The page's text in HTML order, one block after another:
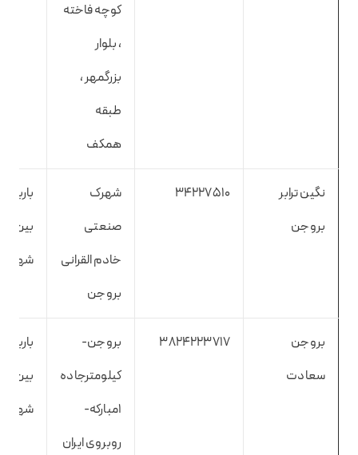
کوچه فاخته
، بلوار
بزرگمهر ،
طبقه
همکف
نگین ترابر
بروجن
34227510
شهرک
صنعتی
خادم القرانی
بروجن
باربری
بین
شهری
بروجن
سعادت
3824223717
بروجن-
کیلومترجاده
۱مبارکه-
روبروی ایران
باربری
بین
شهری